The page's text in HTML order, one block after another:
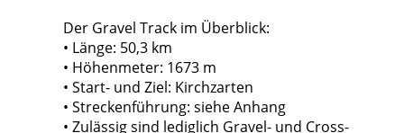
Der Gravel Track im Überblick:
• Länge: 50,3 km
• Höhenmeter: 1673 m
• Start- und Ziel: Kirchzarten
• Streckenführung: siehe Anhang
• Zulässig sind lediglich Gravel- und Cross-